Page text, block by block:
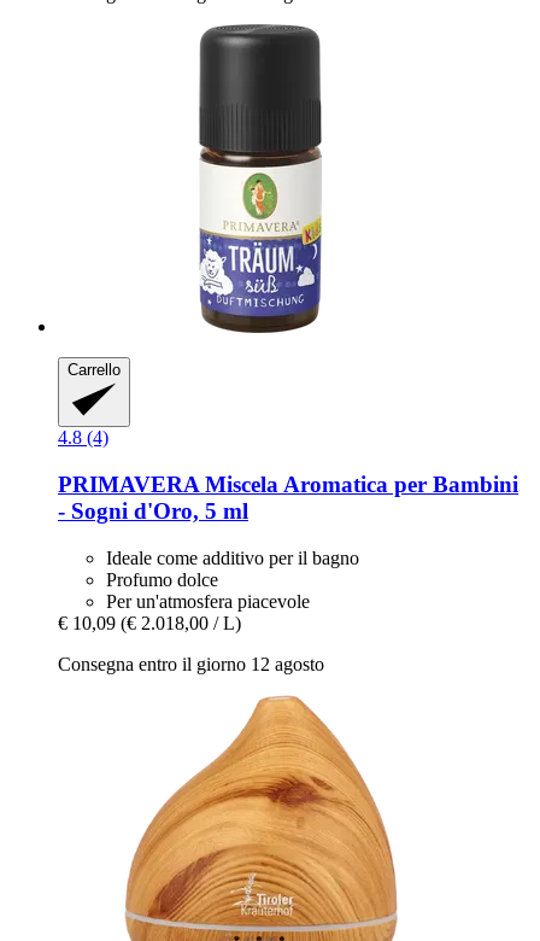
Carrello
4.8 (4)
PRIMAVERA Miscela Aromatica per Bambini
-​ Sogni d'Oro, 5 ml
Ideale come additivo per il bagno
Profumo dolce
Per un'atmosfera piacevole
€ 10,09 (€ 2.018,00 / L)
Consegna entro il giorno 12 agosto